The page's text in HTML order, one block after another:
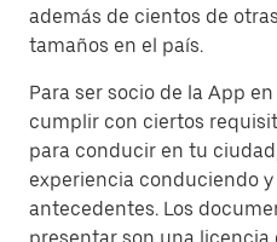
además de cientos de
tamaños en el país.
Para ser socio de la App
cumplir con ciertos
para conducir en tu
experiencia conduciendo
antecedentes. Los